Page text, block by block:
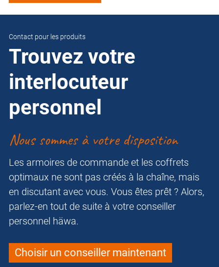
Contact pour les produits
Trouvez votre
interlocuteur
personnel
Nous sommes à votre disposition
Les armoires de commande et les coffrets
optimaux ne sont pas créés à la chaîne, mais
en discutant avec vous. Vous êtes prêt ? Alors,
parlez-en tout de suite à votre conseiller
personnel häwa.
Choisir un conseiller maintenant